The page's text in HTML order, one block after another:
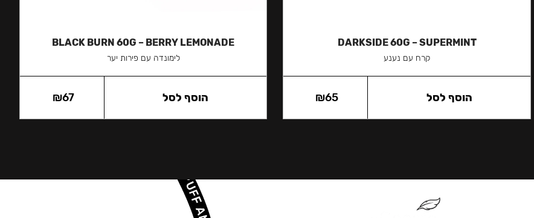
DARKSIDE 60G – SUPERMINT
קרח עם נענע
₪65 הוסף לסל
BLACK BURN 60G – BERRY LEMONADE
לימונדה עם פירות יער
₪67 הוסף לסל